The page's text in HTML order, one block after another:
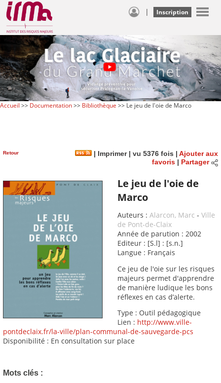
| Inscription
Accueil >> Documentation>> Bibliothèque >> Le jeu de l'oie de Marco
Retour | Imprimer| vu 5376 fois | Ajouter aux
favoris| Partager
Le jeu de l'oie de
Marco
Auteurs : Alarcon, Marc - Ville
de Pont-de-Claix
Année de parution : 2002
Editeur : [S.l] : [s.n.]
Langue : Français
Ce jeu de l'oie sur les risques
majeurs permet d'apprendre
de manière ludique les bons
réflexes en cas d’alerte.
Type : Outil pédagogique
Lien : http://www.ville-
pontdeclaix.fr/la-ville/plan-communal-de-sauvegarde-pcs
Disponibilité : En consultation sur place
Mots clés :